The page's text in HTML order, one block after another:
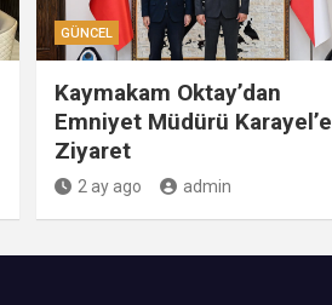
GÜNCEL
Kaymakam Oktay’dan
Emniyet Müdürü Karayel’e
Ziyaret
2 ay ago admin